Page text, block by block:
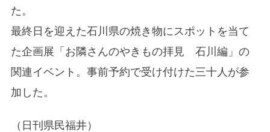
た。
最終日を迎えた石川県の焼き物にスポットを当て
た企画展「お隣さんのやきもの拝見 石川編」の
関連イベント。事前予約で受け付けた三十人が参
加した。
（日刊県民福井）